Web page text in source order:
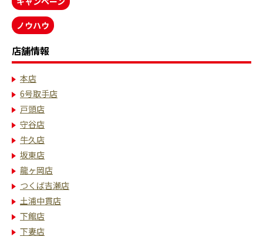
ノウハウ
店舗情報
本店
6号取手店
戸頭店
守谷店
牛久店
坂東店
龍ヶ岡店
つくば吉瀬店
土浦中貫店
下館店
下妻店